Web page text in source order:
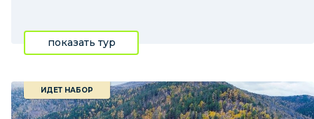
показать тур
ИДЕТ НАБОР